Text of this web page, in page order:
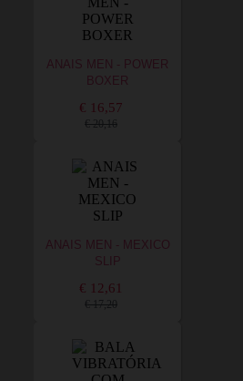
ANAIS MEN - POWER
BOXER
€ 16,57
€ 20,16
ANAIS MEN - MEXICO
SLIP
€ 12,61
€ 17,20